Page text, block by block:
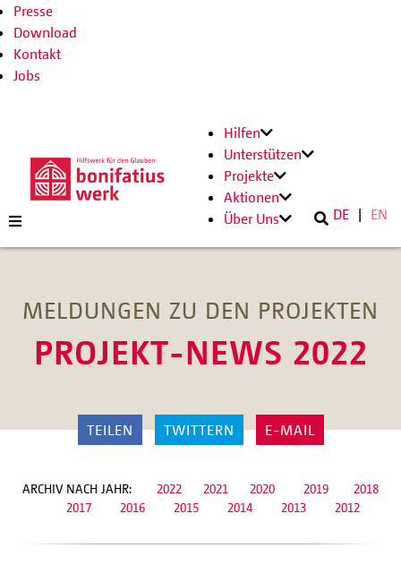
Presse
Download
Kontakt
Jobs
Hilfen
Unterstützen
Projekte
Aktionen
Über Uns
DE EN
MELDUNGEN ZU DEN PROJEKTEN
PROJEKT-NEWS 2022
TEILEN TWITTERN E-MAIL
ARCHIV NACH JAHR: 2022 2021 2020 2019
2018
2017
2016 2015 2014 2013 2012